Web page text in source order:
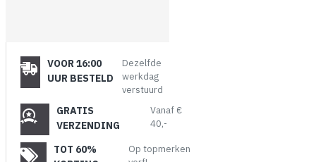
VOOR 16:00
UUR BESTELD
Dezelfde
werkdag
verstuurd
GRATIS
VERZENDING
Vanaf €
40,-
TOT 60%
Op topmerken